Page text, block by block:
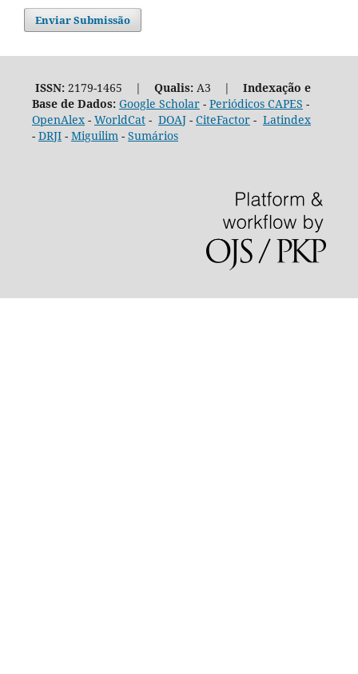
Enviar Submissão
ISSN:2179-1465 | Qualis:A3 | Indexação e
Base de Dados: Google Scholar- Periódicos CAPES -
OpenAlex- WorldCat- DOAJ- CiteFactor- Latindex
- DRJI- Miguilim- Sumários